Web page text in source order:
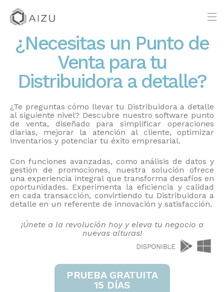
¿Necesitas un Punto de
Venta para tu
Distribuidora a detalle?
¿Te preguntas cómo llevar tu Distribuidora a detalle
al siguiente nivel? Descubre nuestro software punto
de venta, diseñado para simplificar operaciones
diarias, mejorar la atención al cliente, optimizar
inventarios y potenciar tu éxito empresarial.
Con funciones avanzadas, como análisis de datos y
gestión de promociones, nuestra solución ofrece
una experiencia integral que transforma desafíos en
oportunidades. Experimenta la eficiencia y calidad
en cada transacción, convirtiendo tu Distribuidora a
detalle en un referente de innovación y satisfacción.
¡Únete a la revolución hoy y eleva tu negocio a
nuevas alturas!
PRUEBA GRATUITA
15 DÍAS